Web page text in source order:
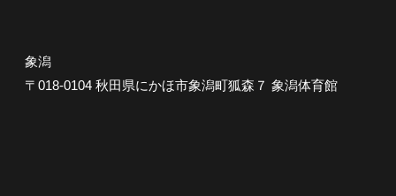
象潟
〒018-0104 秋田県にかほ市象潟町狐森７ 象潟体育館